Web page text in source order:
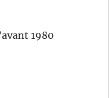
1980